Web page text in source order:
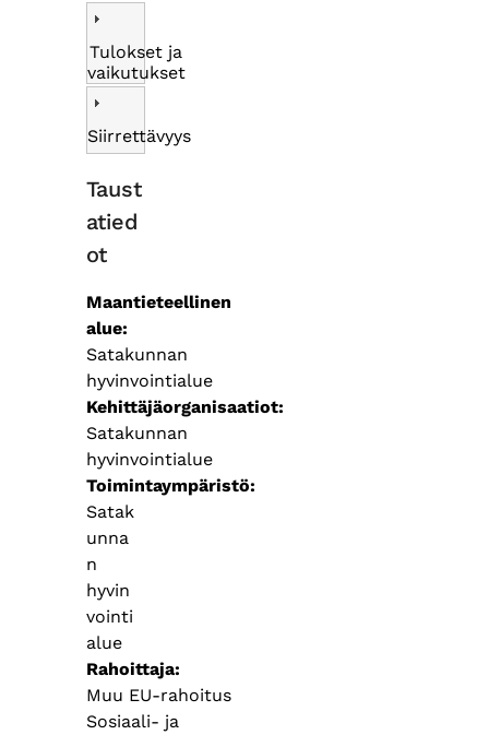
Tulokset ja
vaikutukset
Siirrettävyys
Taust
atied
ot
Maantieteellinen
alue
Satakunnan
hyvinvointialue
Kehittäjäorganisaatiot
Satakunnan
hyvinvointialue
Toimintaympäristö
Satak
unna
n
hyvin
vointi
alue
Rahoittaja
Muu EU-rahoitus
Sosiaali- ja